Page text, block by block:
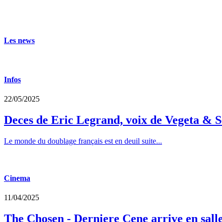
Les news
Infos
22/05/2025
Deces de Eric Legrand, voix de Vegeta &
Le monde du doublage français est en deuil suite...
Cinema
11/04/2025
The Chosen - Derniere Cene arrive en